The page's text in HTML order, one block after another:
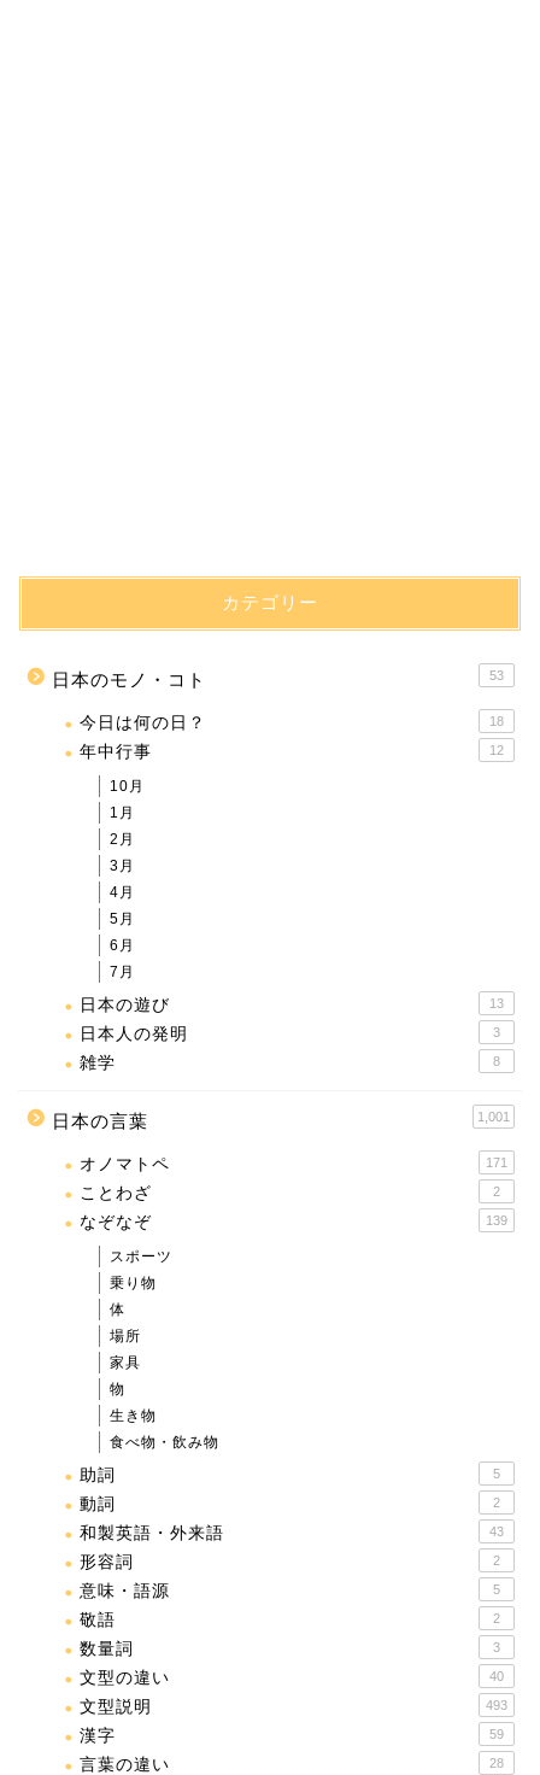
カテゴリー
日本のモノ・コト 53
今日は何の日？ 18
年中行事 12
10月
1月
2月
3月
4月
5月
6月
7月
日本の遊び 13
日本人の発明 3
雑学 8
日本の言葉 1,001
オノマトペ 171
ことわざ 2
なぞなぞ 139
スポーツ
乗り物
体
場所
家具
物
生き物
食べ物・飲み物
助詞 5
動詞 2
和製英語・外来語 43
形容詞 2
意味・語源 5
敬語 2
数量詞 3
文型の違い 40
文型説明 493
漢字 59
言葉の違い 28